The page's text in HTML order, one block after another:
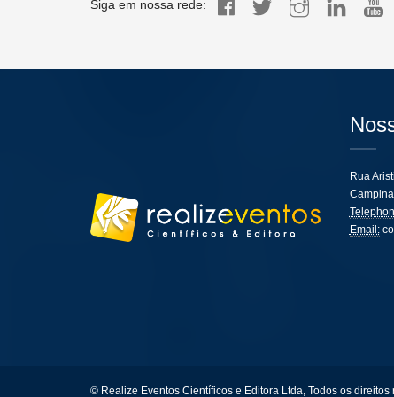
Siga em nossa rede:
Rua
Email:
© Realize Eventos Científicos e Editora Ltda, Todos os direitos